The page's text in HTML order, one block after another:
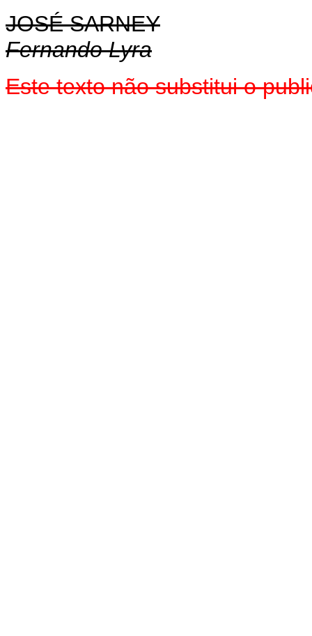
JOSÉ SARNEY
Fernando Lyra
Este texto não substitui o